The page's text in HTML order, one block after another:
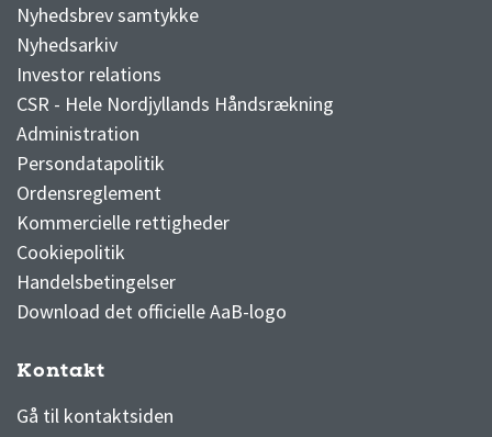
Nyhedsbrev samtykke
Nyhedsarkiv
Investor relations
CSR - Hele Nordjyllands Håndsrækning
Administration
Persondatapolitik
Ordensreglement
Kommercielle rettigheder
Cookiepolitik
Handelsbetingelser
Download det officielle AaB-logo
Kontakt
Gå til kontaktsiden